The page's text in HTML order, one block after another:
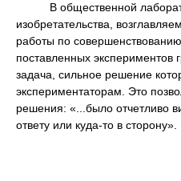
В общественной
изобретательства,
работы по
поставленных экспериментов
задача, сильное решение
экспериментаторам. Это
решения: «...было отчетливо
ответу или куда-то в сторону».